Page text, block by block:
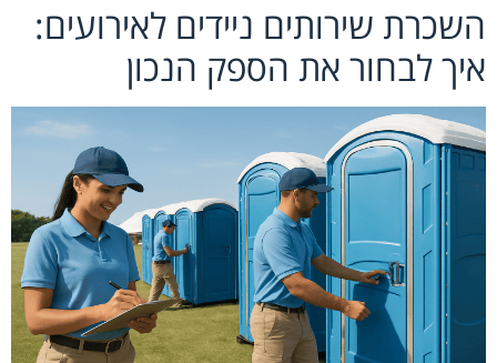
השכרת שירותים ניידים לאירועים:
איך לבחור את הספק הנכון